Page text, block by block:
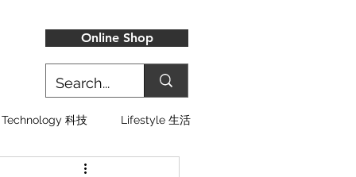
Online Shop
Technology 科技 Lifestyle 生活